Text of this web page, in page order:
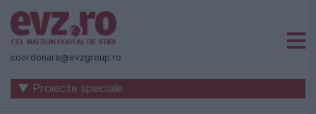
Știri
naționale
internaționale
coordonare@evzgroup.ro
▼ Proiecte speciale